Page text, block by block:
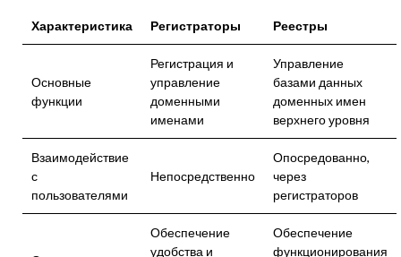
Характеристика Регистраторы Реестры
Основные
функции
Регистрация и
управление
доменными
именами
Управление
базами данных
доменных имен
верхнего уровня
Взаимодействие
с
пользователями
Непосредственно
Опосредованно,
через
регистраторов
Обеспечение
удобства и
Обеспечение
функционирования